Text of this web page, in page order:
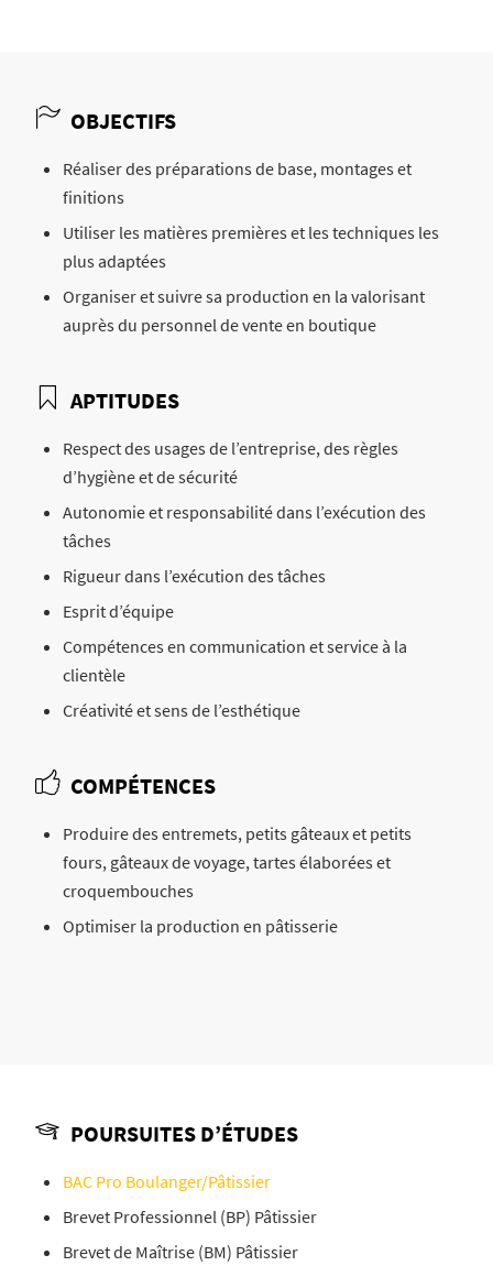
OBJECTIFS
Réaliser des préparations de base, montages et
finitions
Utiliser les matières premières et les techniques les
plus adaptées
Organiser et suivre sa production en la valorisant
auprès du personnel de vente en boutique
APTITUDES
Respect des usages de l’entreprise, des règles
d’hygiène et de sécurité
Autonomie et responsabilité dans l’exécution des
tâches
Rigueur dans l’exécution des tâches
Esprit d’équipe
Compétences en communication et service à la
clientèle
Créativité et sens de l’esthétique
COMPÉTENCES
Produire des entremets, petits gâteaux et petits
fours, gâteaux de voyage, tartes élaborées et
croquembouches
Optimiser la production en pâtisserie
POURSUITES D’ÉTUDES
BAC Pro Boulanger/Pâtissier
Brevet Professionnel (BP) Pâtissier
Brevet de Maîtrise (BM) Pâtissier